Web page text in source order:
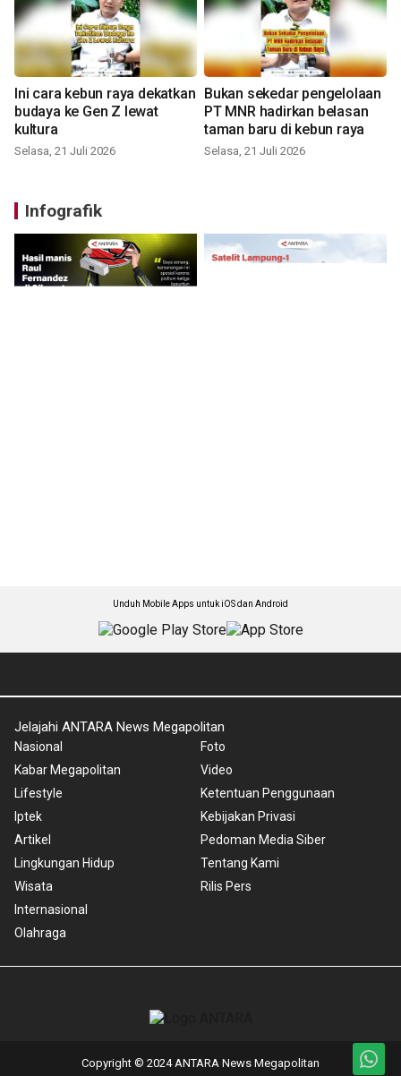
Ini cara kebun raya dekatkan
budaya ke Gen Z lewat
kultura
Selasa, 21 Juli 2026
Bukan sekedar pengelolaan
PT MNR hadirkan belasan
taman baru di kebun raya
Selasa, 21 Juli 2026
Infografik
Unduh Mobile Apps untuk iOS dan Android
Jelajahi ANTARA News Megapolitan
Nasional
Kabar Megapolitan
Lifestyle
Iptek
Artikel
Lingkungan Hidup
Wisata
Internasional
Olahraga
Foto
Video
Ketentuan Penggunaan
Kebijakan Privasi
Pedoman Media Siber
Tentang Kami
Rilis Pers
Copyright © 2024 ANTARA News Megapolitan